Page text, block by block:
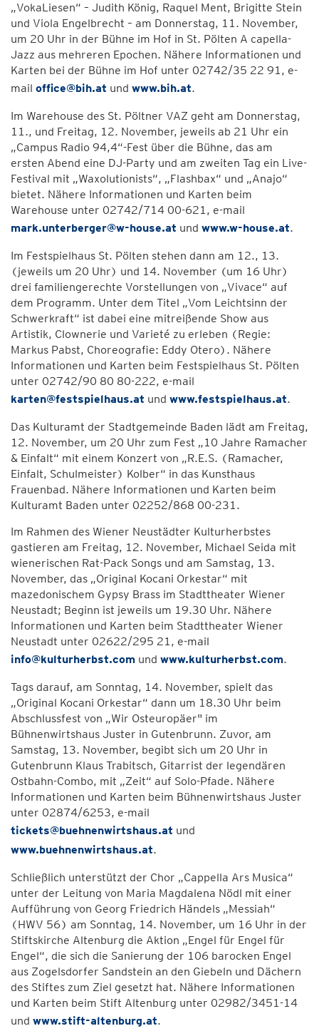
„VokaLiesen“ – Judith König, Raquel Ment, Brigitte Stein
und Viola Engelbrecht – am Donnerstag, 11. November,
um 20 Uhr in der Bühne im Hof in St. Pölten A capella-
Jazz aus mehreren Epochen. Nähere Informationen und
Karten bei der Bühne im Hof unter 02742/35 22 91, e-
mail office@bih.at und www.bih.at.
Im Warehouse des St. Pöltner VAZ geht am Donnerstag,
11., und Freitag, 12. November, jeweils ab 21 Uhr ein
„Campus Radio 94,4“-Fest über die Bühne, das am
ersten Abend eine DJ-Party und am zweiten Tag ein Live-
Festival mit „Waxolutionists“, „Flashbax“ und „Anajo“
bietet. Nähere Informationen und Karten beim
Warehouse unter 02742/714 00-621, e-mail
mark.unterberger@w-house.at und www.w-house.at.
Im Festspielhaus St. Pölten stehen dann am 12., 13.
(jeweils um 20 Uhr) und 14. November (um 16 Uhr)
drei familiengerechte Vorstellungen von „Vivace“ auf
dem Programm. Unter dem Titel „Vom Leichtsinn der
Schwerkraft“ ist dabei eine mitreißende Show aus
Artistik, Clownerie und Varieté zu erleben (Regie:
Markus Pabst, Choreografie: Eddy Otero). Nähere
Informationen und Karten beim Festspielhaus St. Pölten
unter 02742/90 80 80-222, e-mail
karten@festspielhaus.at und www.festspielhaus.at.
Das Kulturamt der Stadtgemeinde Baden lädt am Freitag,
12. November, um 20 Uhr zum Fest „10 Jahre Ramacher
& Einfalt“ mit einem Konzert von „R.E.S. (Ramacher,
Einfalt, Schulmeister) Kolber“ in das Kunsthaus
Frauenbad. Nähere Informationen und Karten beim
Kulturamt Baden unter 02252/868 00-231.
Im Rahmen des Wiener Neustädter Kulturherbstes
gastieren am Freitag, 12. November, Michael Seida mit
wienerischen Rat-Pack Songs und am Samstag, 13.
November, das „Original Kocani Orkestar“ mit
mazedonischem Gypsy Brass im Stadttheater Wiener
Neustadt; Beginn ist jeweils um 19.30 Uhr. Nähere
Informationen und Karten beim Stadttheater Wiener
Neustadt unter 02622/295 21, e-mail
info@kulturherbst.com und www.kulturherbst.com.
Tags darauf, am Sonntag, 14. November, spielt das
„Original Kocani Orkestar“ dann um 18.30 Uhr beim
Abschlussfest von „Wir Osteuropäer" im
Bühnenwirtshaus Juster in Gutenbrunn. Zuvor, am
Samstag, 13. November, begibt sich um 20 Uhr in
Gutenbrunn Klaus Trabitsch, Gitarrist der legendären
Ostbahn-Combo, mit „Zeit“ auf Solo-Pfade. Nähere
Informationen und Karten beim Bühnenwirtshaus Juster
unter 02874/6253, e-mail
tickets@buehnenwirtshaus.at und
www.buehnenwirtshaus.at.
Schließlich unterstützt der Chor „Cappella Ars Musica“
unter der Leitung von Maria Magdalena Nödl mit einer
Aufführung von Georg Friedrich Händels „Messiah“
(HWV 56) am Sonntag, 14. November, um 16 Uhr in der
Stiftskirche Altenburg die Aktion „Engel für Engel für
Engel“, die sich die Sanierung der 106 barocken Engel
aus Zogelsdorfer Sandstein an den Giebeln und Dächern
des Stiftes zum Ziel gesetzt hat. Nähere Informationen
und Karten beim Stift Altenburg unter 02982/3451-14
und www.stift-altenburg.at.